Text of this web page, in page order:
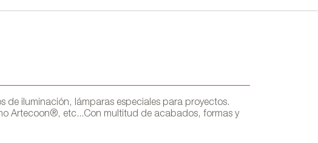
de iluminación, lámparas especiales para proyectos.
Artecoon®, etc...Con multitud de acabados, formas y